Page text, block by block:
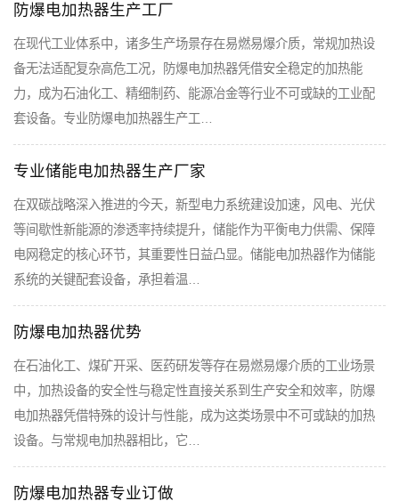
防爆电加热器生产工厂
在现代工业体系中，诸多生产场景存在易燃易爆介质，常规加热设
备无法适配复杂高危工况，防爆电加热器凭借安全稳定的加热能
力，成为石油化工、精细制药、能源冶金等行业不可或缺的工业配
套设备。专业防爆电加热器生产工…
专业储能电加热器生产厂家
在双碳战略深入推进的今天，新型电力系统建设加速，风电、光伏
等间歇性新能源的渗透率持续提升，储能作为平衡电力供需、保障
电网稳定的核心环节，其重要性日益凸显。储能电加热器作为储能
系统的关键配套设备，承担着温…
防爆电加热器优势
在石油化工、煤矿开采、医药研发等存在易燃易爆介质的工业场景
中，加热设备的安全性与稳定性直接关系到生产安全和效率，防爆
电加热器凭借特殊的设计与性能，成为这类场景中不可或缺的加热
设备。与常规电加热器相比，它…
防爆电加热器专业订做